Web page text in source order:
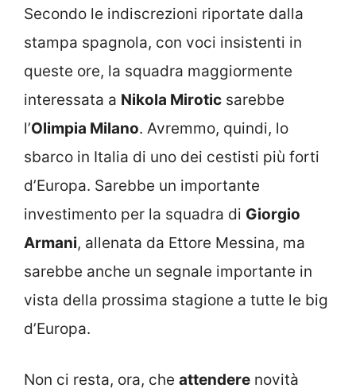
Secondo le indiscrezioni riportate dalla
stampa spagnola, con voci insistenti in
queste ore, la squadra maggiormente
interessata a Nikola Mirotic sarebbe
l’Olimpia Milano. Avremmo, quindi, lo
sbarco in Italia di uno dei cestisti più forti
d’Europa. Sarebbe un importante
investimento per la squadra di Giorgio
Armani, allenata da Ettore Messina, ma
sarebbe anche un segnale importante in
vista della prossima stagione a tutte le big
d’Europa.
Non ci resta, ora, che attendere novità